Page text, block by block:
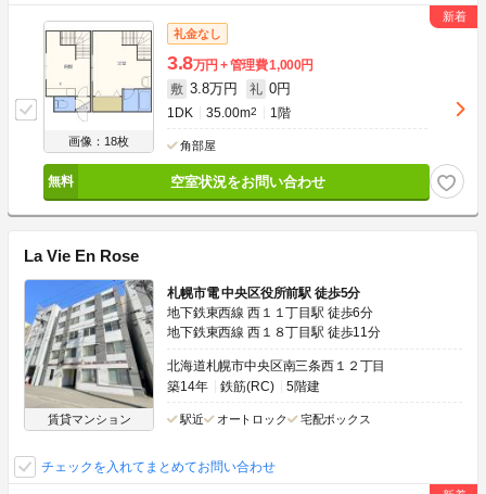
画像：18枚
礼金なし
3.8万円 管理費1,000円
敷 3.8万円 礼 0円
1DK 35.00m2 1階
角部屋
空室状況をお問い合わせ
La Vie En Rose
賃貸マンション
札幌市電 中央区役所前駅 徒歩5分
地下鉄東西線 西１１丁目駅 徒歩6分
地下鉄東西線 西１８丁目駅 徒歩11分
北海道札幌市中央区南三条西１２丁目
築14年
鉄筋(RC) 5階建
駅近 オートロック 宅配ボックス
チェックを入れてまとめてお問い合わせ